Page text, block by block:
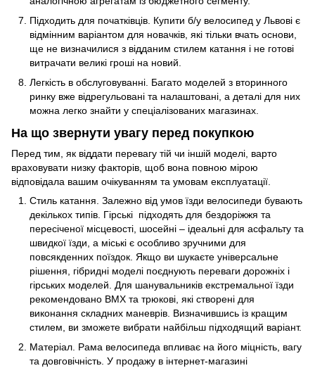
Підходить для початківців. Купити б/у велосипед у Львові є
відмінним варіантом для новачків, які тільки вчать основи,
ще не визначилися з відданим стилем катання і не готові
витрачати великі гроші на новий.
Легкість в обслуговуванні. Багато моделей з вторинного
ринку вже відрегульовані та налаштовані, а деталі для них
можна легко знайти у спеціалізованих магазинах.
На що звернути увагу перед покупкою
Перед тим, як віддати перевагу тій чи іншій моделі, варто
враховувати низку факторів, щоб вона повною мірою
відповідала вашим очікуванням та умовам експлуатації.
Стиль катання. Залежно від умов їзди велосипеди бувають
декількох типів. Гірські підходять для бездоріжжя та
пересіченої місцевості, шосейні – ідеальні для асфальту та
швидкої їзди, а міські є особливо зручними для
повсякденних поїздок. Якщо ви шукаєте універсальне
рішення, гібридні моделі поєднують переваги дорожніх і
гірських моделей. Для шанувальників екстремальної їзди
рекомендовано BMX та трюкові, які створені для
виконання складних маневрів. Визначившись із кращим
стилем, ви зможете вибрати найбільш підходящий варіант.
Матеріал. Рама велосипеда впливає на його міцність, вагу
та довговічність. У продажу в інтернет-магазині